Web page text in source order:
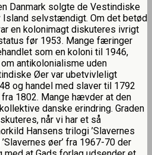
Danmark solgte de Vestindiske
Island selvstændigt. Om det betød
en kolonimagt diskuteres ivrigt
før 1953. Mange færinger
som en koloni til 1946,
antikolonialisme uden
Øer var ubetvivleligt
og handel med slaver til 1792
1802. Mange hævder at den
danske erindring. Graden
når vi har et så
Hansens trilogi ’Slavernes
’Slavernes øer’ fra 1967-70 der